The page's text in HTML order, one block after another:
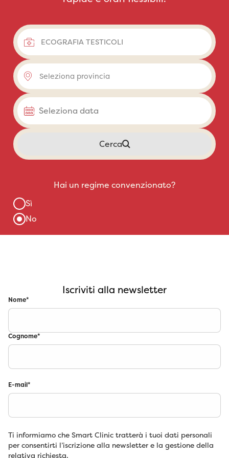
Iscriviti alla newsletter
Nome*
Cognome*
E-mail*
Ti informiamo che Smart Clinic tratterà i tuoi dati personali
per consentirti l’iscrizione alla newsletter e la gestione della
relativa richiesta.